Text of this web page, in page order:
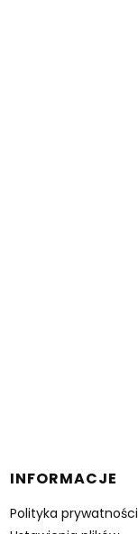
INFORMACJE
Polityka prywatności